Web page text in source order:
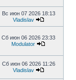
Вс июн 07 2026 18:13
Vladislav
Сб июн 06 2026 23:33
Modulator
Сб июн 06 2026 11:26
Vladislav